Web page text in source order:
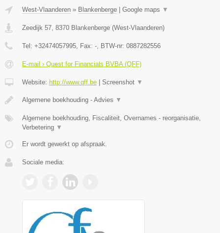
West-Vlaanderen » Blankenberge Google maps ▼
Zeedijk 57, 8370 Blankenberge (West-Vlaanderen)
Tel: +32474057995, Fax: -, BTW-nr: 0887282556
E-mail › Quest for Financials BVBA (QFF)
Website: http://www.qff.be Screenshot ▼
Algemene boekhouding - Advies ▼
Algemene boekhouding, Fiscaliteit, Overnames - reorganisatie,
Verbetering ▼
Er wordt gewerkt op afspraak.
Sociale media: